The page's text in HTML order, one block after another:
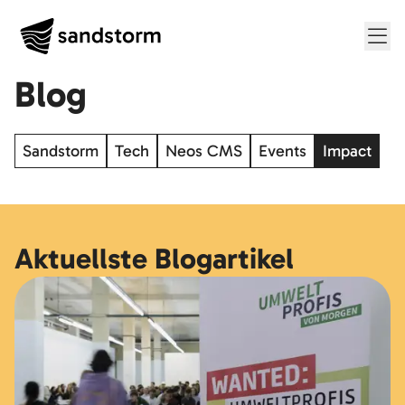
Blog
Sandstorm Tech Neos CMS Events Impact
Aktuellste Blogartikel